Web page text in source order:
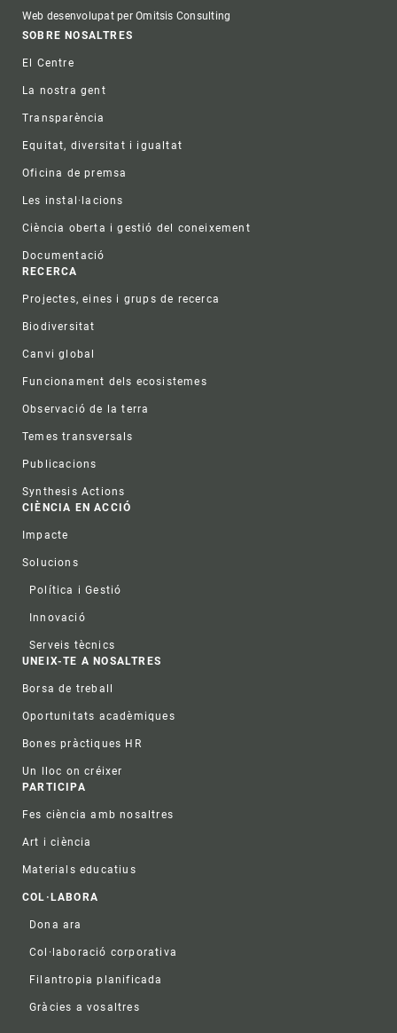
Web desenvolupat per Omitsis Consulting
Footer
SOBRE NOSALTRES
El Centre
La nostra gent
Transparència
Equitat, diversitat i igualtat
Oficina de premsa
Les instal·lacions
Ciència oberta i gestió del coneixement
Documentació
RECERCA
Projectes, eines i grups de recerca
Biodiversitat
Canvi global
Funcionament dels ecosistemes
Observació de la terra
Temes transversals
Publicacions
Synthesis Actions
CIÈNCIA EN ACCIÓ
Impacte
Solucions
Política i Gestió
Innovació
Serveis tècnics
UNEIX-TE A NOSALTRES
Borsa de treball
Oportunitats acadèmiques
Bones pràctiques HR
Un lloc on créixer
PARTICIPA
Fes ciència amb nosaltres
Art i ciència
Materials educatius
COL·LABORA
Dona ara
Col·laboració corporativa
Filantropia planificada
Gràcies a vosaltres